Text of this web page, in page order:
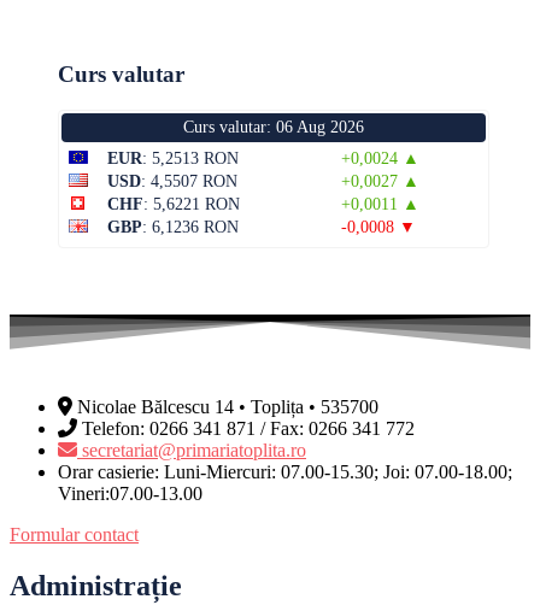
Curs valutar
Curs valutar: 06 Aug 2026
EUR: 5,2513 RON
+0,0024 ▲
USD: 4,5507 RON
+0,0027 ▲
CHF: 5,6221 RON
+0,0011 ▲
GBP: 6,1236 RON -0,0008 ▼
Nicolae Bălcescu 14 • Toplița • 535700
Telefon: 0266 341 871 / Fax: 0266 341 772
secretariat@primariatoplita.ro
Orar casierie: Luni-Miercuri: 07.00-15.30; Joi: 07.00-18.00;
Vineri:07.00-13.00
Formular contact
Administrație